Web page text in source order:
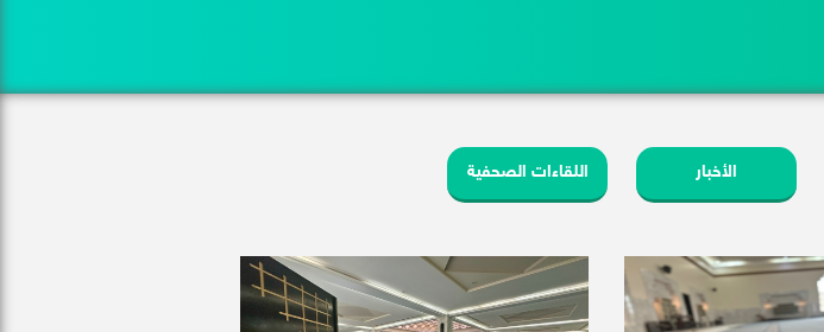
اللقاءات الصحفية الأخبار